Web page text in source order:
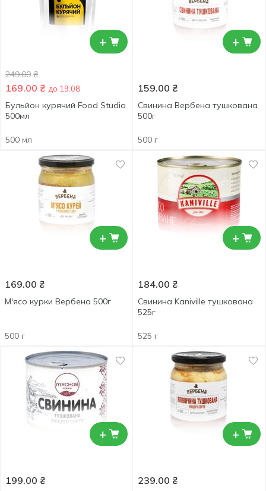
+
249.00 ₴
169.00 ₴ до 19.08
Бульйон курячий Food Studio
500мл
500 мл
+
159.00 ₴
Свинина Вербена тушкована
500г
500 г
+
169.00 ₴
М'ясо курки Вербена 500г
500 г
+
184.00 ₴
Свинина Kaniville тушкована
525г
525 г
+
199.00 ₴
+
239.00 ₴